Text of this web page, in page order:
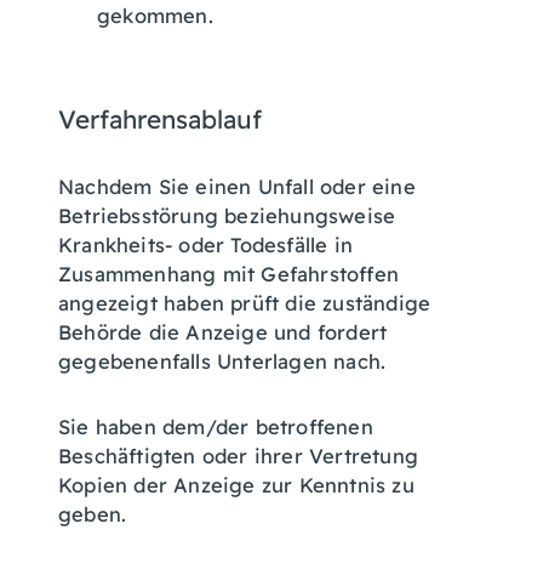
gekommen.
Verfahrensablauf
Nachdem Sie einen Unfall oder eine
Betriebsstörung beziehungsweise
Krankheits- oder Todesfälle in
Zusammenhang mit Gefahrstoffen
angezeigt haben prüft die zuständige
Behörde die Anzeige und fordert
gegebenenfalls Unterlagen nach.
Sie haben dem/der betroffenen
Beschäftigten oder ihrer Vertretung
Kopien der Anzeige zur Kenntnis zu
geben.